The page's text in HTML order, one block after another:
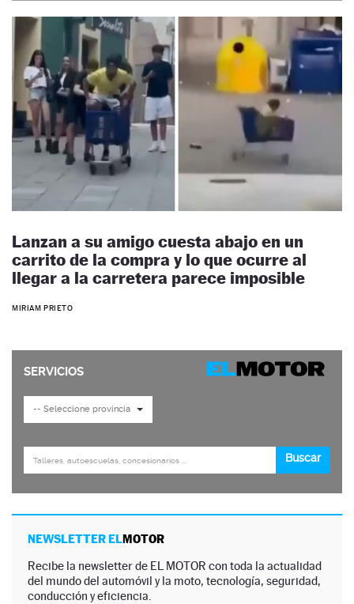
Lanzan a su amigo cuesta abajo en un
carrito de la compra y lo que ocurre al
llegar a la carretera parece imposible
MIRIAM PRIETO
NEWSLETTER ELMOTOR
Recibe la newsletter de EL MOTOR con toda la actualidad
del mundo del automóvil y la moto, tecnología, seguridad,
conducción y eficiencia.